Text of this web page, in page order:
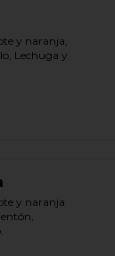
y naranja,
Lechuga y
y naranja